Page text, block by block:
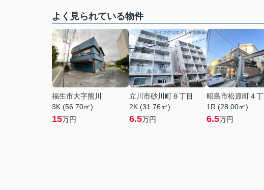
よく見られている物件
福生市大字熊川
3K (56.70㎡)
15万円
立川市砂川町８丁目
2K (31.76㎡)
6.5万円
昭島市松原町４丁
1R (28.00㎡)
6.5万円